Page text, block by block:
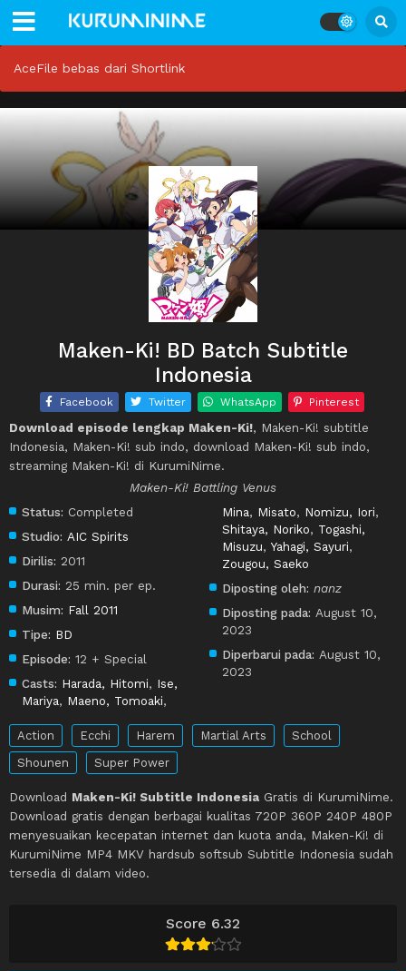
AceFile bebas dari Shortlink
Score 6.32
Maken-Ki! BD Batch Subtitle
Indonesia
Facebook Twitter WhatsApp Pinterest
Download episode lengkap Maken-Ki!, Maken-Ki! subtitle
Indonesia, Maken-Ki! sub indo, download Maken-Ki! sub indo,
streaming Maken-Ki! di KurumiNime.
Maken-Ki! Battling Venus
Status: Completed
Studio: AIC Spirits
Dirilis: 2011
Durasi: 25 min. per ep.
Musim: Fall 2011
Tipe: BD
Episode: 12 + Special
Casts: Harada, Hitomi, Ise,
Mariya, Maeno, Tomoaki,
Mina, Misato, Nomizu, Iori,
Shitaya, Noriko, Togashi,
Misuzu,Yahagi, Sayuri,
Zougou, Saeko
Diposting oleh: nanz
Diposting pada: August 10,
2023
Diperbarui pada: August 10,
2023
Action Ecchi Harem Martial Arts
School
Shounen
Super Power
Download Maken-Ki! Subtitle Indonesia Gratis di KurumiNime.
Download gratis dengan berbagai kualitas 720P 360P 240P 480P
menyesuaikan kecepatan internet dan kuota anda, Maken-Ki! di
KurumiNime MP4 MKV hardsub softsub Subtitle Indonesia sudah
tersedia di dalam video.